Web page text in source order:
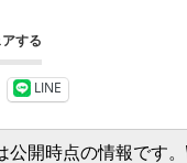
する
LINE
公開時点の情報です